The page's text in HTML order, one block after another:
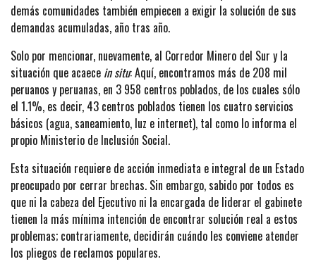
demás comunidades también empiecen a exigir la solución de sus
demandas acumuladas, año tras año.
Solo por mencionar, nuevamente, al Corredor Minero del Sur y la
situación que acaece in situ: Aquí, encontramos más de 208 mil
peruanos y peruanas, en 3 958 centros poblados, de los cuales sólo
el 1.1%, es decir, 43 centros poblados tienen los cuatro servicios
básicos (agua, saneamiento, luz e internet), tal como lo informa el
propio Ministerio de Inclusión Social.
Esta situación requiere de acción inmediata e integral de un Estado
preocupado por cerrar brechas. Sin embargo, sabido por todos es
que ni la cabeza del Ejecutivo ni la encargada de liderar el gabinete
tienen la más mínima intención de encontrar solución real a estos
problemas; contrariamente, decidirán cuándo les conviene atender
los pliegos de reclamos populares.